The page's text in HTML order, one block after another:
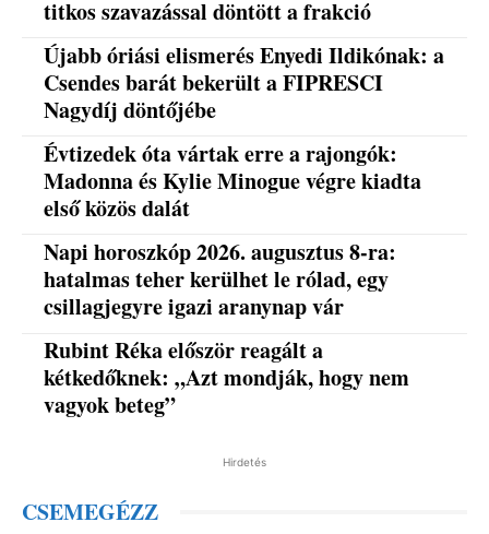
titkos szavazással döntött a frakció
Újabb óriási elismerés Enyedi Ildikónak: a
Csendes barát bekerült a FIPRESCI
Nagydíj döntőjébe
Évtizedek óta vártak erre a rajongók:
Madonna és Kylie Minogue végre kiadta
első közös dalát
Napi horoszkóp 2026. augusztus 8-ra:
hatalmas teher kerülhet le rólad, egy
csillagjegyre igazi aranynap vár
Rubint Réka először reagált a
kétkedőknek: „Azt mondják, hogy nem
vagyok beteg”
Hirdetés
CSEMEGÉZZ